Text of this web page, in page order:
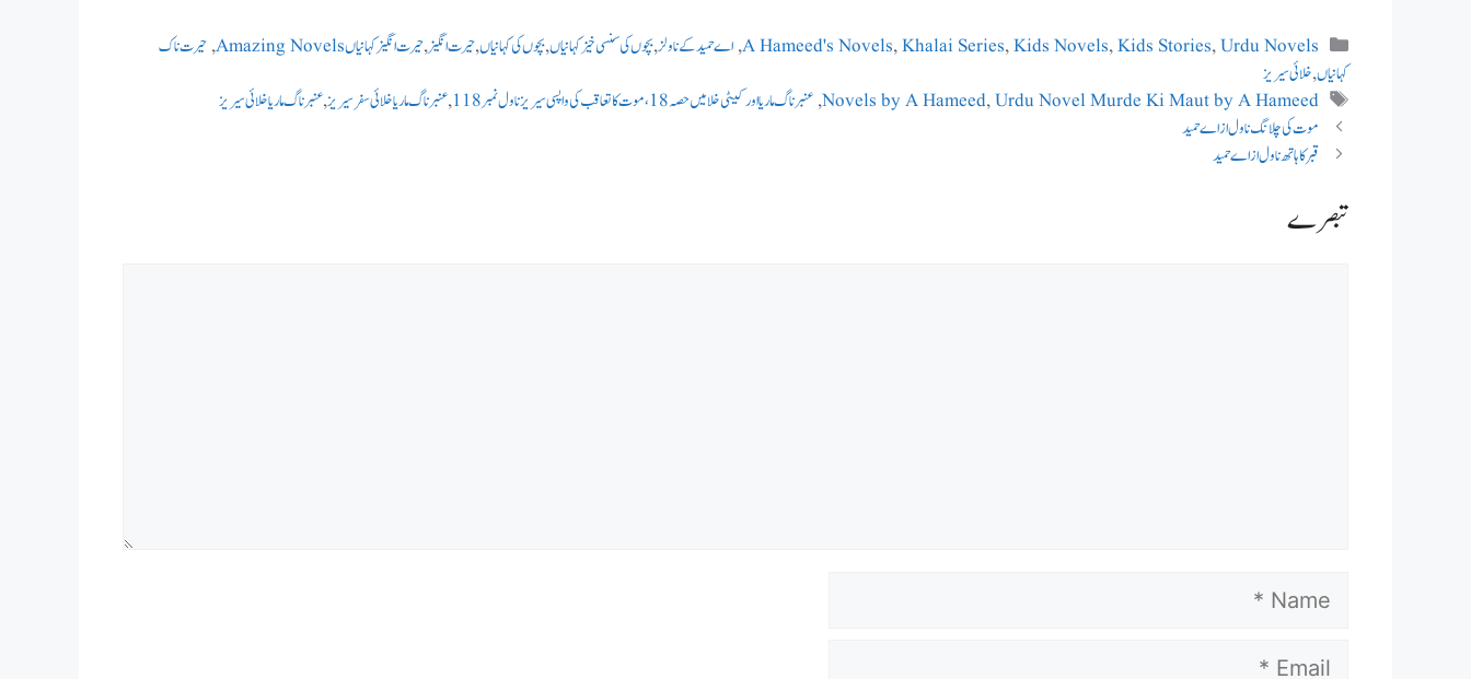
Categories
A Hameed's Novels,Khalai Series,Kids Novels,Kids Stories,Urdu Novels
,اے حمید کے ناولز,بچوں کی سنسی خیز کہانیاں,بچوں کی کہانیاں,حیرت انگیز,حیرت انگیز کہانیاں Amazing Novels ,حیرت ناک
کہانیاں,خلائی سیریز
Tags
Novels by A Hameed,Urdu Novel Murde Ki Maut by A Hameed
,عنبر ناگ ماریا اور کیٹی خلا میں حصہ 18، موت کا تعاقب کی واپسی سیریز ناول نمبر118 ,عنبر ناگ ماریا خلائی سفر سیریز,عنبر ناگ ماریا خلائی سیریز
موت کی چلانگ ناول از اے حمید
قبر کا ہاتھ ناول از اے حمید
Email